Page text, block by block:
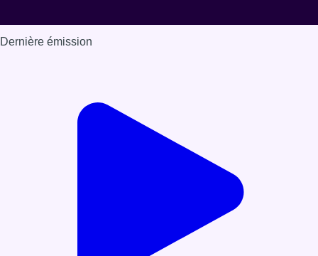
Dernière émission